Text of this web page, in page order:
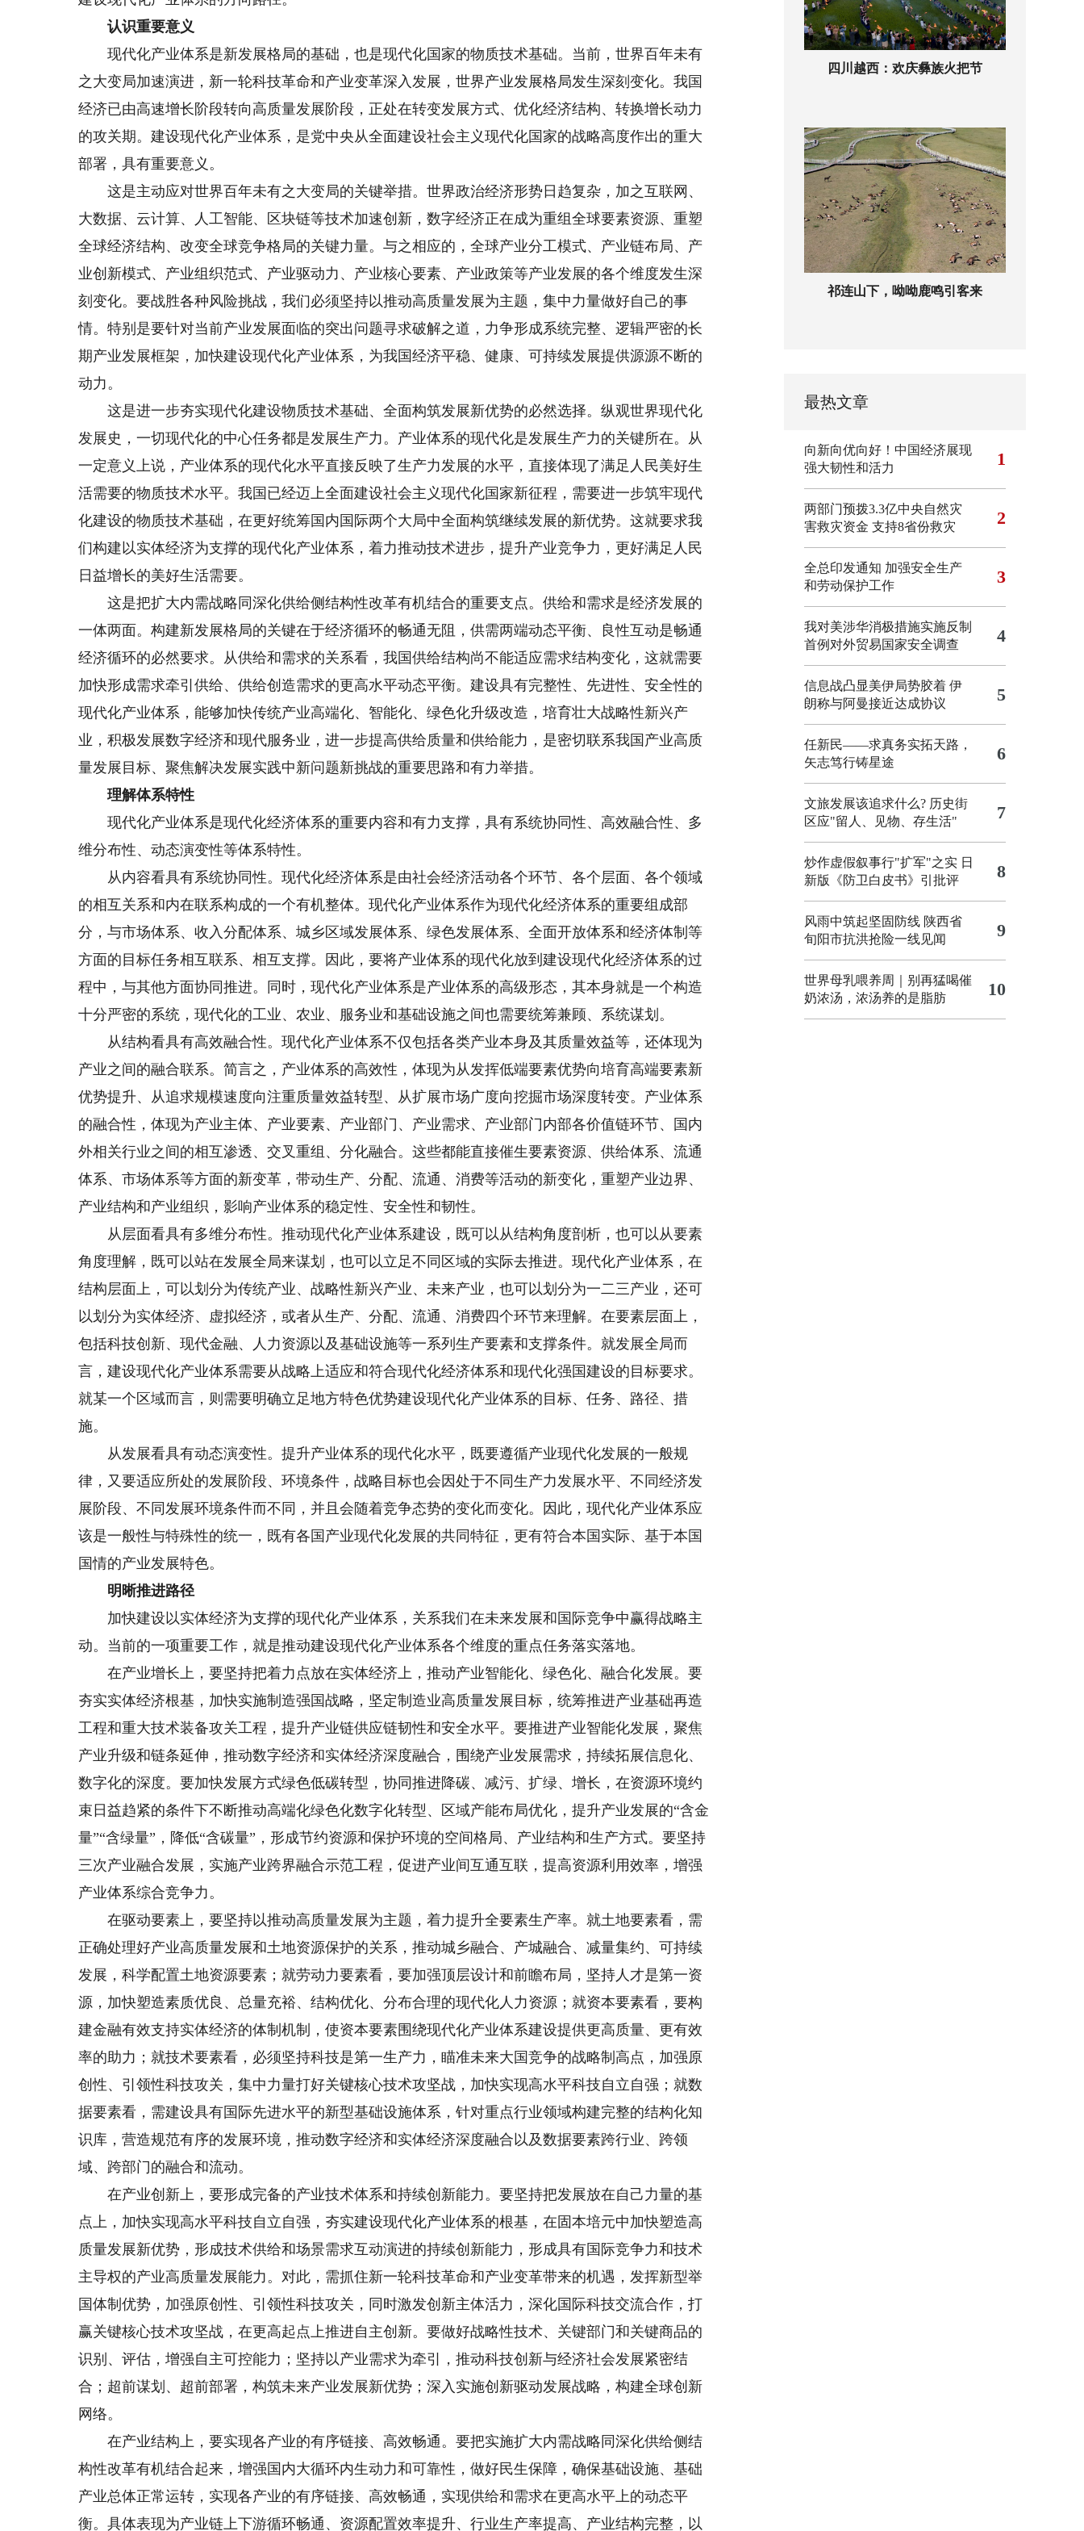
认识重要意义
现代化产业体系是新发展格局的基础，也是现代化国家的物质技术基础。当前，世界百年未有
之大变局加速演进，新一轮科技革命和产业变革深入发展，世界产业发展格局发生深刻变化。我国
经济已由高速增长阶段转向高质量发展阶段，正处在转变发展方式、优化经济结构、转换增长动力
的攻关期。建设现代化产业体系，是党中央从全面建设社会主义现代化国家的战略高度作出的重大
部署，具有重要意义。
这是主动应对世界百年未有之大变局的关键举措。世界政治经济形势日趋复杂，加之互联网、
大数据、云计算、人工智能、区块链等技术加速创新，数字经济正在成为重组全球要素资源、重塑
全球经济结构、改变全球竞争格局的关键力量。与之相应的，全球产业分工模式、产业链布局、产
业创新模式、产业组织范式、产业驱动力、产业核心要素、产业政策等产业发展的各个维度发生深
刻变化。要战胜各种风险挑战，我们必须坚持以推动高质量发展为主题，集中力量做好自己的事
情。特别是要针对当前产业发展面临的突出问题寻求破解之道，力争形成系统完整、逻辑严密的长
期产业发展框架，加快建设现代化产业体系，为我国经济平稳、健康、可持续发展提供源源不断的
动力。
这是进一步夯实现代化建设物质技术基础、全面构筑发展新优势的必然选择。纵观世界现代化
发展史，一切现代化的中心任务都是发展生产力。产业体系的现代化是发展生产力的关键所在。从
一定意义上说，产业体系的现代化水平直接反映了生产力发展的水平，直接体现了满足人民美好生
活需要的物质技术水平。我国已经迈上全面建设社会主义现代化国家新征程，需要进一步筑牢现代
化建设的物质技术基础，在更好统筹国内国际两个大局中全面构筑继续发展的新优势。这就要求我
们构建以实体经济为支撑的现代化产业体系，着力推动技术进步，提升产业竞争力，更好满足人民
日益增长的美好生活需要。
这是把扩大内需战略同深化供给侧结构性改革有机结合的重要支点。供给和需求是经济发展的
一体两面。构建新发展格局的关键在于经济循环的畅通无阻，供需两端动态平衡、良性互动是畅通
经济循环的必然要求。从供给和需求的关系看，我国供给结构尚不能适应需求结构变化，这就需要
加快形成需求牵引供给、供给创造需求的更高水平动态平衡。建设具有完整性、先进性、安全性的
现代化产业体系，能够加快传统产业高端化、智能化、绿色化升级改造，培育壮大战略性新兴产
业，积极发展数字经济和现代服务业，进一步提高供给质量和供给能力，是密切联系我国产业高质
量发展目标、聚焦解决发展实践中新问题新挑战的重要思路和有力举措。
理解体系特性
现代化产业体系是现代化经济体系的重要内容和有力支撑，具有系统协同性、高效融合性、多
维分布性、动态演变性等体系特性。
从内容看具有系统协同性。现代化经济体系是由社会经济活动各个环节、各个层面、各个领域
的相互关系和内在联系构成的一个有机整体。现代化产业体系作为现代化经济体系的重要组成部
分，与市场体系、收入分配体系、城乡区域发展体系、绿色发展体系、全面开放体系和经济体制等
方面的目标任务相互联系、相互支撑。因此，要将产业体系的现代化放到建设现代化经济体系的过
程中，与其他方面协同推进。同时，现代化产业体系是产业体系的高级形态，其本身就是一个构造
十分严密的系统，现代化的工业、农业、服务业和基础设施之间也需要统筹兼顾、系统谋划。
从结构看具有高效融合性。现代化产业体系不仅包括各类产业本身及其质量效益等，还体现为
产业之间的融合联系。简言之，产业体系的高效性，体现为从发挥低端要素优势向培育高端要素新
优势提升、从追求规模速度向注重质量效益转型、从扩展市场广度向挖掘市场深度转变。产业体系
的融合性，体现为产业主体、产业要素、产业部门、产业需求、产业部门内部各价值链环节、国内
外相关行业之间的相互渗透、交叉重组、分化融合。这些都能直接催生要素资源、供给体系、流通
体系、市场体系等方面的新变革，带动生产、分配、流通、消费等活动的新变化，重塑产业边界、
产业结构和产业组织，影响产业体系的稳定性、安全性和韧性。
从层面看具有多维分布性。推动现代化产业体系建设，既可以从结构角度剖析，也可以从要素
角度理解，既可以站在发展全局来谋划，也可以立足不同区域的实际去推进。现代化产业体系，在
结构层面上，可以划分为传统产业、战略性新兴产业、未来产业，也可以划分为一二三产业，还可
以划分为实体经济、虚拟经济，或者从生产、分配、流通、消费四个环节来理解。在要素层面上，
包括科技创新、现代金融、人力资源以及基础设施等一系列生产要素和支撑条件。就发展全局而
言，建设现代化产业体系需要从战略上适应和符合现代化经济体系和现代化强国建设的目标要求。
就某一个区域而言，则需要明确立足地方特色优势建设现代化产业体系的目标、任务、路径、措
施。
从发展看具有动态演变性。提升产业体系的现代化水平，既要遵循产业现代化发展的一般规
律，又要适应所处的发展阶段、环境条件，战略目标也会因处于不同生产力发展水平、不同经济发
展阶段、不同发展环境条件而不同，并且会随着竞争态势的变化而变化。因此，现代化产业体系应
该是一般性与特殊性的统一，既有各国产业现代化发展的共同特征，更有符合本国实际、基于本国
国情的产业发展特色。
明晰推进路径
加快建设以实体经济为支撑的现代化产业体系，关系我们在未来发展和国际竞争中赢得战略主
动。当前的一项重要工作，就是推动建设现代化产业体系各个维度的重点任务落实落地。
在产业增长上，要坚持把着力点放在实体经济上，推动产业智能化、绿色化、融合化发展。要
夯实实体经济根基，加快实施制造强国战略，坚定制造业高质量发展目标，统筹推进产业基础再造
工程和重大技术装备攻关工程，提升产业链供应链韧性和安全水平。要推进产业智能化发展，聚焦
产业升级和链条延伸，推动数字经济和实体经济深度融合，围绕产业发展需求，持续拓展信息化、
数字化的深度。要加快发展方式绿色低碳转型，协同推进降碳、减污、扩绿、增长，在资源环境约
束日益趋紧的条件下不断推动高端化绿色化数字化转型、区域产能布局优化，提升产业发展的“含金
量”“含绿量”，降低“含碳量”，形成节约资源和保护环境的空间格局、产业结构和生产方式。要坚持
三次产业融合发展，实施产业跨界融合示范工程，促进产业间互通互联，提高资源利用效率，增强
产业体系综合竞争力。
在驱动要素上，要坚持以推动高质量发展为主题，着力提升全要素生产率。就土地要素看，需
正确处理好产业高质量发展和土地资源保护的关系，推动城乡融合、产城融合、减量集约、可持续
发展，科学配置土地资源要素；就劳动力要素看，要加强顶层设计和前瞻布局，坚持人才是第一资
源，加快塑造素质优良、总量充裕、结构优化、分布合理的现代化人力资源；就资本要素看，要构
建金融有效支持实体经济的体制机制，使资本要素围绕现代化产业体系建设提供更高质量、更有效
率的助力；就技术要素看，必须坚持科技是第一生产力，瞄准未来大国竞争的战略制高点，加强原
创性、引领性科技攻关，集中力量打好关键核心技术攻坚战，加快实现高水平科技自立自强；就数
据要素看，需建设具有国际先进水平的新型基础设施体系，针对重点行业领域构建完整的结构化知
识库，营造规范有序的发展环境，推动数字经济和实体经济深度融合以及数据要素跨行业、跨领
域、跨部门的融合和流动。
在产业创新上，要形成完备的产业技术体系和持续创新能力。要坚持把发展放在自己力量的基
点上，加快实现高水平科技自立自强，夯实建设现代化产业体系的根基，在固本培元中加快塑造高
质量发展新优势，形成技术供给和场景需求互动演进的持续创新能力，形成具有国际竞争力和技术
主导权的产业高质量发展能力。对此，需抓住新一轮科技革命和产业变革带来的机遇，发挥新型举
国体制优势，加强原创性、引领性科技攻关，同时激发创新主体活力，深化国际科技交流合作，打
赢关键核心技术攻坚战，在更高起点上推进自主创新。要做好战略性技术、关键部门和关键商品的
识别、评估，增强自主可控能力；坚持以产业需求为牵引，推动科技创新与经济社会发展紧密结
合；超前谋划、超前部署，构筑未来产业发展新优势；深入实施创新驱动发展战略，构建全球创新
网络。
在产业结构上，要实现各产业的有序链接、高效畅通。要把实施扩大内需战略同深化供给侧结
构性改革有机结合起来，增强国内大循环内生动力和可靠性，做好民生保障，确保基础设施、基础
产业总体正常运转，实现各产业的有序链接、高效畅通，实现供给和需求在更高水平上的动态平
衡。具体表现为产业链上下游循环畅通、资源配置效率提升、行业生产率提高、产业结构完整，以
四川越西：欢庆彝族火把节
祁连山下，呦呦鹿鸣引客来
最热文章
向新向优向好！中国经济展现
强大韧性和活力
1
两部门预拨3.3亿中央自然灾
害救灾资金 支持8省份救灾
2
全总印发通知 加强安全生产
和劳动保护工作
3
我对美涉华消极措施实施反制
首例对外贸易国家安全调查
4
信息战凸显美伊局势胶着 伊
朗称与阿曼接近达成协议
5
任新民——求真务实拓天路，
矢志笃行铸星途
6
文旅发展该追求什么? 历史街
区应"留人、见物、存生活"
7
炒作虚假叙事行"扩军"之实 日
新版《防卫白皮书》引批评
8
风雨中筑起坚固防线 陕西省
旬阳市抗洪抢险一线见闻
9
世界母乳喂养周｜别再猛喝催
奶浓汤，浓汤养的是脂肪
10